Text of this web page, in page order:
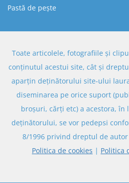
Pastă de pește
Toate articolele, fotografiile și
conținutul acestui site, cât și
aparțin deținătorului site-ului
diseminarea pe orice suport
broșuri, cărți etc) a acestora, în
deținătorului, se vor pedepsi
8/1996 privind dreptul de
Politica de cookies | Politica